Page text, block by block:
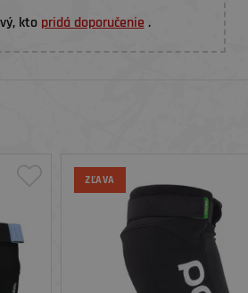
kto pridá doporučenie .
ZĽAVA